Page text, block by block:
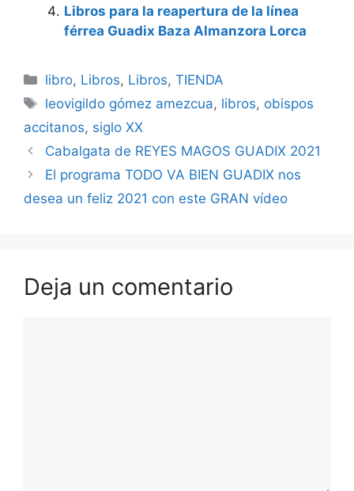
Libros para la reapertura de la línea
férrea Guadix Baza Almanzora Lorca
Categorías
libro, Libros, Libros,TIENDA
Etiquetas
leovigildo gómez amezcua, libros, obispos
accitanos, siglo XX
Cabalgata de REYES MAGOS GUADIX 2021
El programa TODO VA BIEN GUADIX nos
desea un feliz 2021 con este GRAN vídeo
Deja un comentario